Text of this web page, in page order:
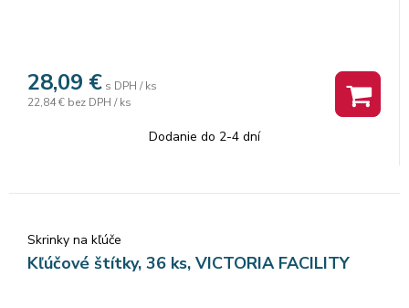
28,09 € s DPH / ks
22,84 € bez DPH / ks
Dodanie do 2-4 dní
Skrinky na kľúče
Kľúčové štítky, 36 ks, VICTORIA FACILITY